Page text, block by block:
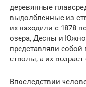
деревянные
выдолбленные из
их находили с 1878
озера, Десны и
представляли
стволы, а их возраст
Впоследствии